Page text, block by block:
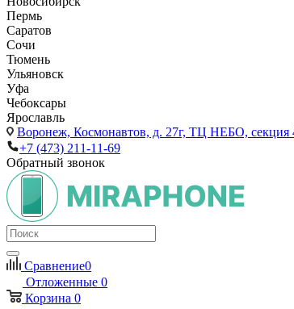
Пермь
Саратов
Сочи
Тюмень
Ульяновск
Уфа
Чебоксары
Ярославль
Воронеж, Космонавтов, д. 27г, ТЦ НЕБО,
+7 (473) 211-11-69
Обратный звонок
Сравнение0
Отложенные 0
Корзина 0